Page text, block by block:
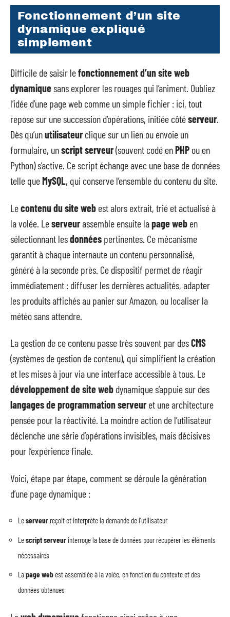
Fonctionnement d’un site
dynamique expliqué
simplement
Difficile de saisir lefonctionnement d’un site web
dynamiquesans explorer les rouages qui l’animent. Oubliez
l’idée d’une page web comme un simple fichier : ici, tout
repose sur une succession d’opérations, initiée côtéserveur.
Dès qu’unutilisateurclique sur un lien ou envoie un
formulaire, unscript serveur(souvent codé enPHP ou en
Python) s’active. Ce script échange avec une base de données
telle queMySQL, qui conserve l’ensemble du contenu du site.
Lecontenu du site web est alors extrait, trié et actualisé à
la volée. Leserveurassemble ensuite lapage web en
sélectionnant lesdonnées pertinentes. Ce mécanisme
garantit à chaque internaute un contenu personnalisé,
généré à la seconde près. Ce dispositif permet de réagir
immédiatement : diffuser les dernières actualités, adapter
les produits affichés au panier sur Amazon, ou localiser la
météo sans attendre.
La gestion de ce contenu passe très souvent par desCMS
(systèmes de gestion de contenu), qui simplifient la création
et les mises à jour via une interface accessible à tous. Le
développement de site web dynamique s’appuie sur des
langages de programmation serveuret une architecture
pensée pour la réactivité. La moindre action de l’utilisateur
déclenche une série d’opérations invisibles, mais décisives
pour l’expérience finale.
Voici, étape par étape, comment se déroule la génération
d’une page dynamique :
Leserveur reçoit et interprète la demande de l’utilisateur
Lescript serveurinterroge la base de données pour récupérer les éléments
nécessaires
Lapage webest assemblée à la volée, en fonction du contexte et des
données obtenues